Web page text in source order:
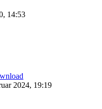
14:53
2024, 19:19